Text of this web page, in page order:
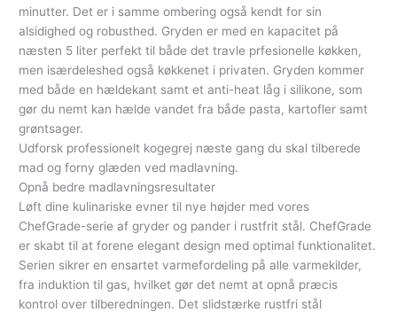
minutter. Det er i samme ombering også kendt for sin
alsidighed og robusthed. Gryden er med en kapacitet på
næsten 5 liter perfekt til både det travle prfesionelle køkken,
men isærdeleshed også køkkenet i privaten. Gryden kommer
med både en hældekant samt et anti-heat låg i silikone, som
gør du nemt kan hælde vandet fra både pasta, kartofler samt
grøntsager.
Udforsk professionelt kogegrej næste gang du skal tilberede
mad og forny glæden ved madlavning.
Opnå bedre madlavningsresultater
Løft dine kulinariske evner til nye højder med vores
ChefGrade-serie af gryder og pander i rustfrit stål. ChefGrade
er skabt til at forene elegant design med optimal funktionalitet.
Serien sikrer en ensartet varmefordeling på alle varmekilder,
fra induktion til gas, hvilket gør det nemt at opnå præcis
kontrol over tilberedningen. Det slidstærke rustfri stål